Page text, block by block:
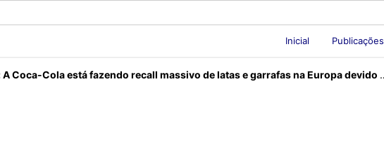
Inicial Publicações
Coca-Cola está fazendo recall massivo de latas e garrafas na Europa devido ao teor excessivo de clorato